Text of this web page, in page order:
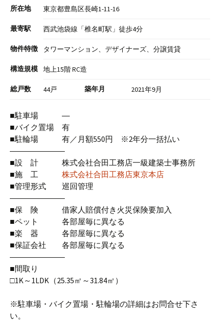
所在地 東京都豊島区長崎1-11-16
最寄駅 西武池袋線「椎名町駅」徒歩4分
物件特徴 タワーマンション、デザイナーズ、分譲賃貸
構造規模 地上15階 RC造
総戸数 44戸 築年月 2021年9月
■駐車場 ―
■バイク置場 有
■駐輪場 有／月額550円 ※2年分一括払い
―――――――
■設 計 株式会社合田工務店一級建築士事務所
■施 工 株式会社合田工務店東京本店
■管理形式 巡回管理
―――――――
■保 険 借家人賠償付き火災保険要加入
■ペット 各部屋毎に異なる
■楽 器 各部屋毎に異なる
■保証会社 各部屋毎に異なる
―――――――
■間取り
□1K～1LDK（25.35㎡～31.84㎡）
※駐車場・バイク置場・駐輪場の詳細はお問合せ下さ
い。